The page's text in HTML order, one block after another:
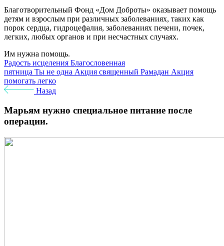
Благотворительный Фонд «Дом Доброты» оказывает помощь
детям и взрослым при различных заболеваниях, таких как
порок сердца, гидроцефалия, заболеваниях печени, почек,
легких, любых органов и при несчастных случаях.
Им нужна помощь.
Радость исцеления Благословенная
пятница Ты не одна Акция священный Рамадан Акция
помогать легко
Назад
Марьям нужно специальное питание после
операции.